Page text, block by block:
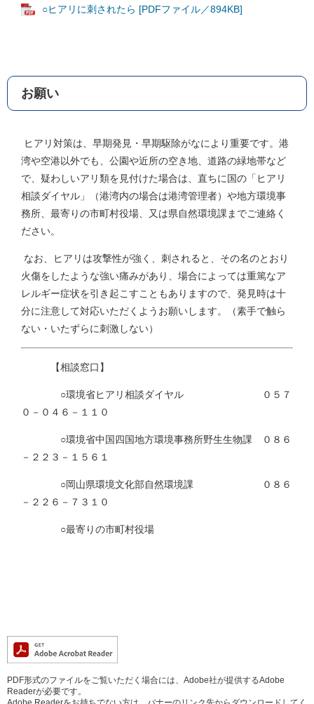
○ヒアリに刺されたら [PDFファイル／894KB]
お願い
ヒアリ対策は、早期発見・早期駆除がなにより重要です。港
湾や空港以外でも、公園や近所の空き地、道路の緑地帯など
で、疑わしいアリ類を見付けた場合は、直ちに国の「ヒアリ
相談ダイヤル」（港湾内の場合は港湾管理者）や地方環境事
務所、最寄りの市町村役場、又は県自然環境課までご連絡く
ださい。
なお、ヒアリは攻撃性が強く、刺されると、その名のとおり
火傷をしたような強い痛みがあり、場合によっては重篤なア
レルギー症状を引き起こすこともありますので、発見時は十
分に注意して対応いただくようお願いします。（素手で触ら
ない・いたずらに刺激しない）
【相談窓口】
○環境省ヒアリ相談ダイヤル ０５７
０－０４６－１１０
○環境省中国四国地方環境事務所野生生物課 ０８６
－２２３－１５６１
○岡山県環境文化部自然環境課 ０８６
－２２６－７３１０
○最寄りの市町村役場
PDF形式のファイルをご覧いただく場合には、Adobe社が提供するAdobe
Readerが必要です。